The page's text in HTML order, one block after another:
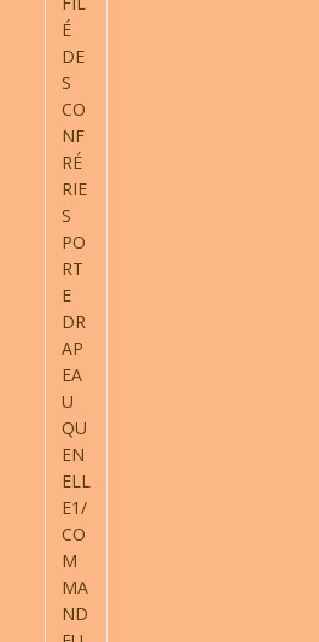
É
DE
S
CO
NF
RÉ
RIE
S
PO
RT
E
DR
AP
EA
U
QU
EN
ELL
E1/
CO
M
MA
ND